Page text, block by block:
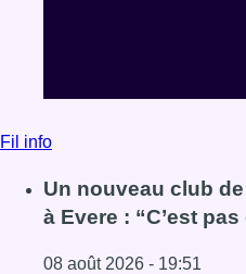
Fil info
Un nouveau club
à Evere : “C’est
08 août 2026 - 19:51